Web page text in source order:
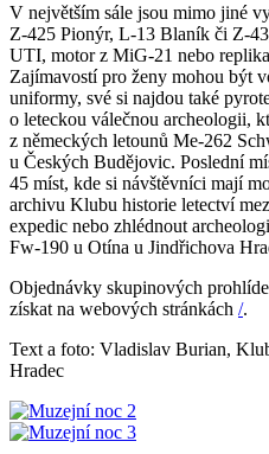
V největším sále jsou mimo jiné
Z-425 Pionýr, L-13 Blaník či Z-
UTI, motor z MiG-21 nebo
Zajímavostí pro ženy mohou být
uniformy, své si najdou také
o leteckou válečnou archeologii,
z německých letounů Me-262
u Českých Budějovic. Poslední
45 míst, kde si návštěvníci mají
archivu Klubu historie letectví
expedic nebo zhlédnout
Fw-190 u Otína u Jindřichova
Objednávky skupinových
získat na webových stránkách /.
Text a foto: Vladislav Burian,
Hradec